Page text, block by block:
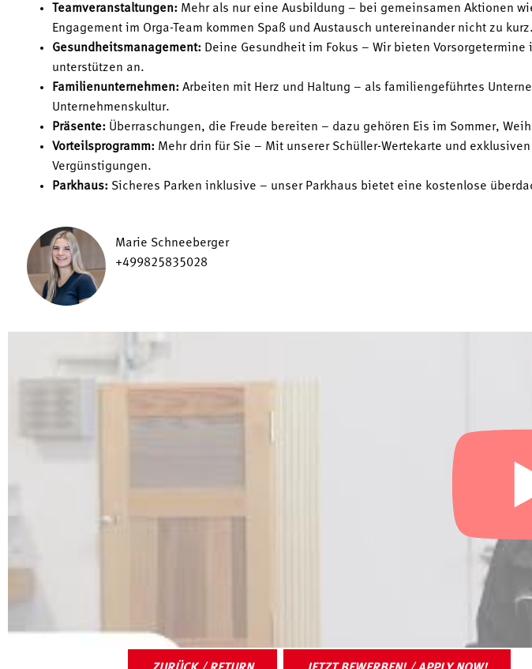
Teamveranstaltungen: Mehr als nur eine Ausbildung – bei gemeinsamen Aktionen
Engagement im Orga-Team kommen Spaß und Austausch untereinander nicht zu kurz.
Gesundheitsmanagement: Deine Gesundheit im Fokus – Wir bieten
unterstützen an.
Familienunternehmen: Arbeiten mit Herz und Haltung – als familiengeführtes
Unternehmenskultur.
Präsente: Überraschungen, die Freude bereiten – dazu gehören Eis im Sommer,
Vorteilsprogramm: Mehr drin für Sie – Mit unserer Schüller-Wertekarte und
Vergünstigungen.
Parkhaus: Sicheres Parken inklusive – unser Parkhaus bietet eine kostenlose
Marie Schneeberger
+499825835028